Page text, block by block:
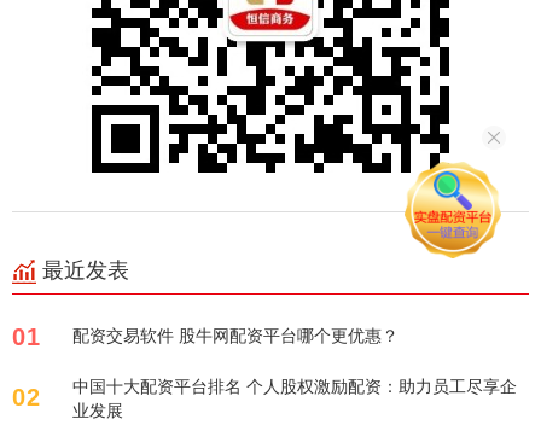
最近发表
01 配资交易软件 股牛网配资平台哪个更优惠？
02
中国十大配资平台排名 个人股权激励配资：助力员工尽享企
业发展